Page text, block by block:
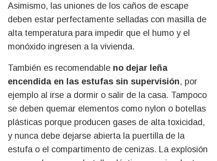
Asimismo, las uniones de los caños de escape
deben estar perfectamente selladas con masilla de
alta temperatura para impedir que el humo y el
monóxido ingresen a la vivienda.
También es recomendable no dejar leña
encendida en las estufas sin supervisión, por
ejemplo al irse a dormir o salir de la casa. Tampoco
se deben quemar elementos como nylon o botellas
plásticas porque producen gases de alta toxicidad,
y nunca debe dejarse abierta la puertilla de la
estufa o el compartimento de cenizas. La explosión